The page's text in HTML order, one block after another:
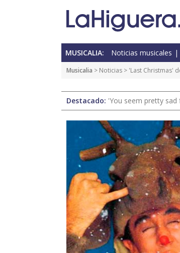
MUSICALIA: Noticias musicales
Musicalia > Noticias > 'Last Christmas'
Destacado: 'You seem pretty